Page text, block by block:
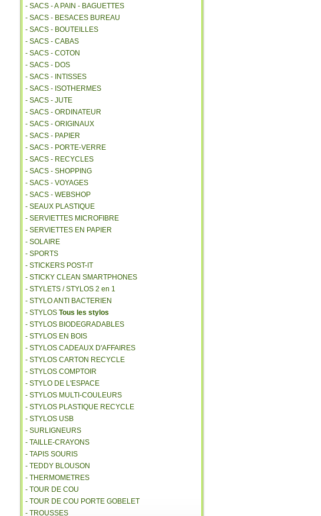
- SACS - A PAIN - BAGUETTES
- SACS - BESACES BUREAU
- SACS - BOUTEILLES
- SACS - CABAS
- SACS - COTON
- SACS - DOS
- SACS - INTISSES
- SACS - ISOTHERMES
- SACS - JUTE
- SACS - ORDINATEUR
- SACS - ORIGINAUX
- SACS - PAPIER
- SACS - PORTE-VERRE
- SACS - RECYCLES
- SACS - SHOPPING
- SACS - VOYAGES
- SACS - WEBSHOP
- SEAUX PLASTIQUE
- SERVIETTES MICROFIBRE
- SERVIETTES EN PAPIER
- SOLAIRE
- SPORTS
- STICKERS POST-IT
- STICKY CLEAN SMARTPHONES
- STYLETS / STYLOS 2 en 1
- STYLO ANTI BACTERIEN
- STYLOS Tous les stylos
- STYLOS BIODEGRADABLES
- STYLOS EN BOIS
- STYLOS CADEAUX D'AFFAIRES
- STYLOS CARTON RECYCLE
- STYLOS COMPTOIR
- STYLO DE L'ESPACE
- STYLOS MULTI-COULEURS
- STYLOS PLASTIQUE RECYCLE
- STYLOS USB
- SURLIGNEURS
- TAILLE-CRAYONS
- TAPIS SOURIS
- TEDDY BLOUSON
- THERMOMETRES
- TOUR DE COU
- TOUR DE COU PORTE GOBELET
- TROUSSES